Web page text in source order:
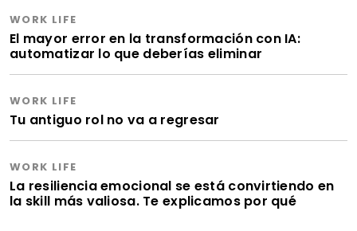
WORK LIFE
El mayor error en la transformación con IA:
automatizar lo que deberías eliminar
WORK LIFE
Tu antiguo rol no va a regresar
WORK LIFE
La resiliencia emocional se está convirtiendo en
la skill más valiosa. Te explicamos por qué